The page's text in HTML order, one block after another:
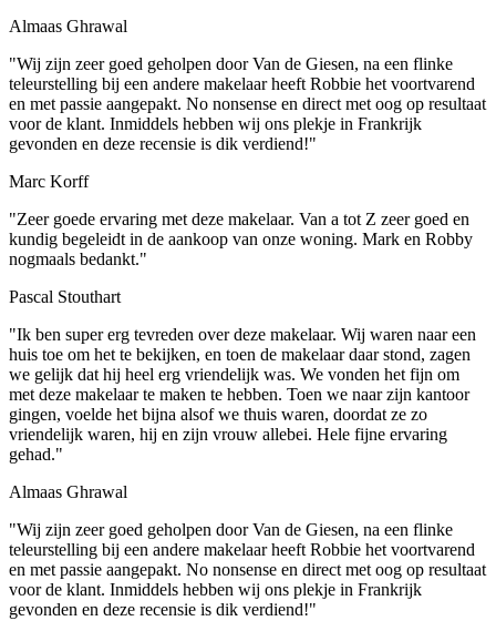
Almaas Ghrawal
"Wij zijn zeer goed geholpen door Van de Giesen, na een flinke
teleurstelling bij een andere makelaar heeft Robbie het voortvarend
en met passie aangepakt. No nonsense en direct met oog op resultaat
voor de klant. Inmiddels hebben wij ons plekje in Frankrijk
gevonden en deze recensie is dik verdiend!"
Marc Korff
"Zeer goede ervaring met deze makelaar. Van a tot Z zeer goed en
kundig begeleidt in de aankoop van onze woning. Mark en Robby
nogmaals bedankt."
Pascal Stouthart
"Ik ben super erg tevreden over deze makelaar. Wij waren naar een
huis toe om het te bekijken, en toen de makelaar daar stond, zagen
we gelijk dat hij heel erg vriendelijk was. We vonden het fijn om
met deze makelaar te maken te hebben. Toen we naar zijn kantoor
gingen, voelde het bijna alsof we thuis waren, doordat ze zo
vriendelijk waren, hij en zijn vrouw allebei. Hele fijne ervaring
gehad."
Almaas Ghrawal
"Wij zijn zeer goed geholpen door Van de Giesen, na een flinke
teleurstelling bij een andere makelaar heeft Robbie het voortvarend
en met passie aangepakt. No nonsense en direct met oog op resultaat
voor de klant. Inmiddels hebben wij ons plekje in Frankrijk
gevonden en deze recensie is dik verdiend!"